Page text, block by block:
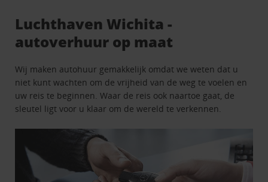
Luchthaven Wichita -
autoverhuur op maat
Wij maken autohuur gemakkelijk omdat we weten dat u
niet kunt wachten om de vrijheid van de weg te voelen en
uw reis te beginnen. Waar de reis ook naartoe gaat, de
sleutel ligt voor u klaar om de wereld te verkennen.